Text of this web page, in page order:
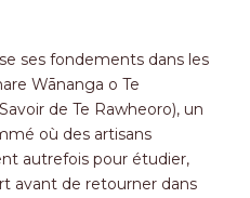
ses fondements dans les
Wānanga o Te
de Te Rawheoro), un
où des artisans
autrefois pour étudier,
avant de retourner dans